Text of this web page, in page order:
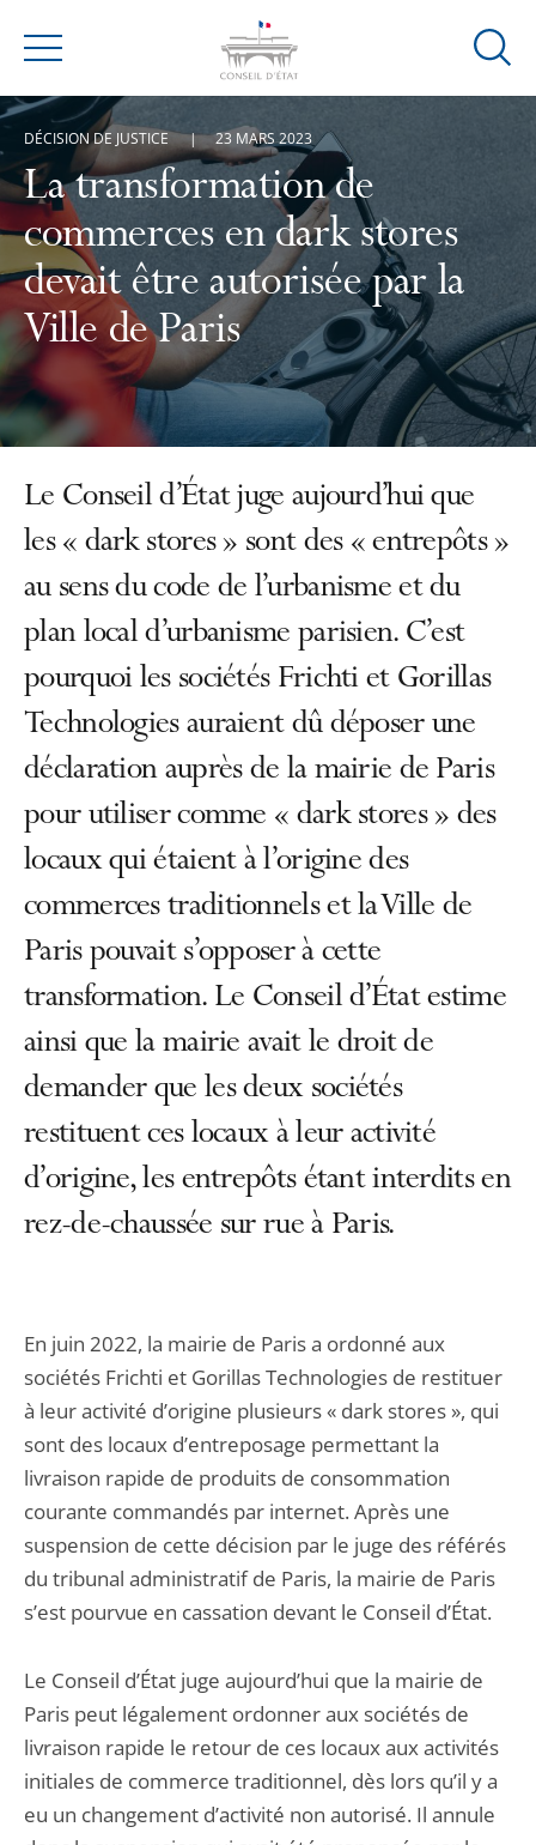
Menu
Ouvrir
La transformation de
commerces en dark stores
devait être autorisée par la
Ville de Paris
DÉCISION DE JUSTICE 23 MARS 2023
Le Conseil d’État juge aujourd’hui que
les « dark stores » sont des « entrepôts »
au sens du code de l’urbanisme et du
plan local d’urbanisme parisien. C’est
pourquoi les sociétés Frichti et Gorillas
Technologies auraient dû déposer une
déclaration auprès de la mairie de Paris
pour utiliser comme « dark stores » des
locaux qui étaient à l’origine des
commerces traditionnels et la Ville de
Paris pouvait s’opposer à cette
transformation. Le Conseil d’État estime
ainsi que la mairie avait le droit de
demander que les deux sociétés
restituent ces locaux à leur activité
d’origine, les entrepôts étant interdits en
rez-de-chaussée sur rue à Paris.
En juin 2022, la mairie de Paris a ordonné aux
sociétés Frichti et Gorillas Technologies de restituer
à leur activité d’origine plusieurs « dark stores », qui
sont des locaux d’entreposage permettant la
livraison rapide de produits de consommation
courante commandés par internet. Après une
suspension de cette décision par le juge des référés
du tribunal administratif de Paris, la mairie de Paris
s’est pourvue en cassation devant le Conseil d’État.
Le Conseil d’État juge aujourd’hui que la mairie de
Paris peut légalement ordonner aux sociétés de
livraison rapide le retour de ces locaux aux activités
initiales de commerce traditionnel, dès lors qu’il y a
eu un changement d’activité non autorisé. Il annule